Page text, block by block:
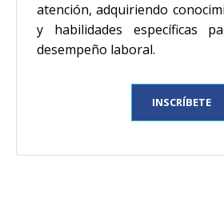
atención, adquiriendo
y habilidades específicas
desempeño laboral.
INSCRÍBETE